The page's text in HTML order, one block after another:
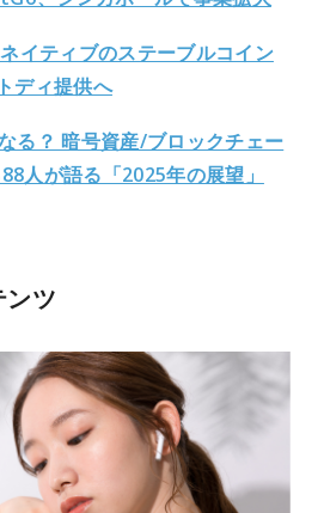
イティブのステーブルコイン
ディ提供へ
る？ 暗号資産/ブロックチェー
人が語る「2025年の展望」
ンツ